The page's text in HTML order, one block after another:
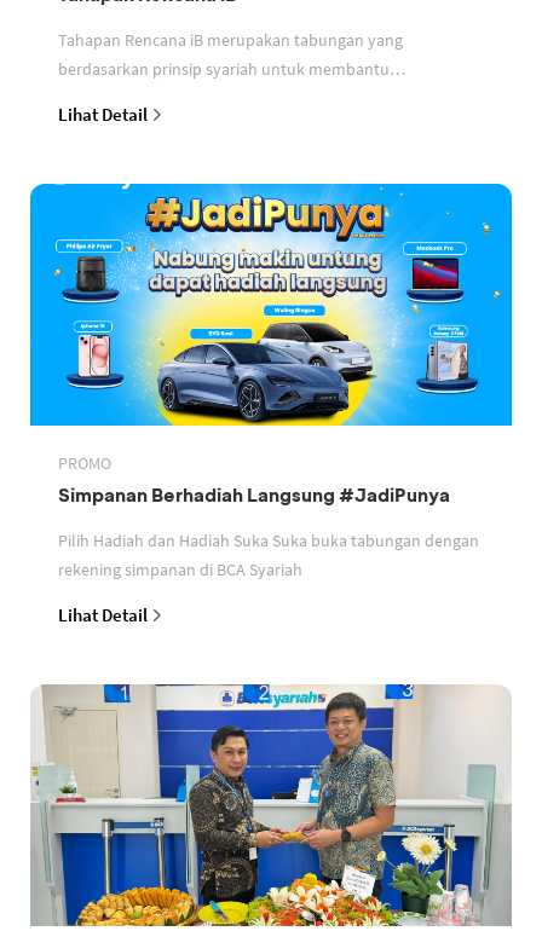
Tahapan Rencana iB merupakan tabungan yang
berdasarkan prinsip syariah untuk membantu
Lihat Detail
PROMO
Simpanan Berhadiah Langsung #JadiPunya
Pilih Hadiah dan Hadiah Suka Suka buka tabungan dengan
rekening simpanan di BCA Syariah
Lihat Detail